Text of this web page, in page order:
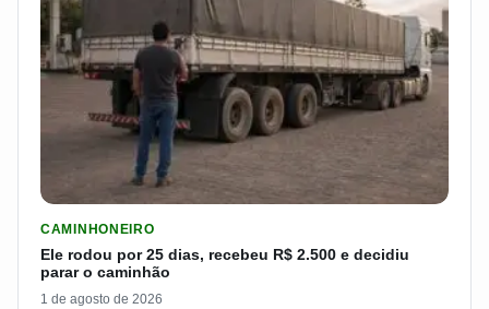
CAMINHONEIRO
Ele rodou por 25 dias, recebeu R$ 2.500 e decidiu
parar o caminhão
1 de agosto de 2026